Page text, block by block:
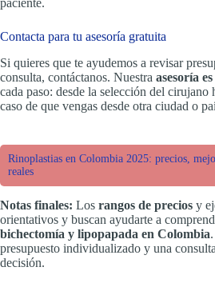
paciente.
Contacta para tu asesoría gratuita
Si quieres que te ayudemos a revisar
consulta, contáctanos. Nuestra asesoría
cada paso: desde la selección del cirujano
caso de que vengas desde otra ciudad o
Rinoplastias en Colombia 2025: precios,
reales
Notas finales: Los rangos de precios y
orientativos y buscan ayudarte a
bichectomía y lipopapada en Colombia
presupuesto individualizado y una
decisión.